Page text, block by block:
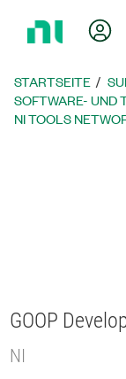
zur
STARTSEITE
SOFTWARE- UND
NI TOOLS
GOOP
NI